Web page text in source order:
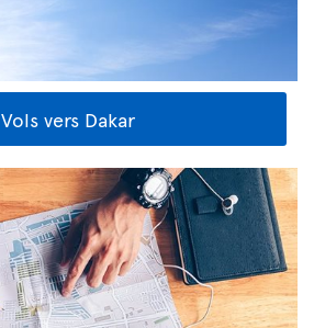
Vols vers Dakar